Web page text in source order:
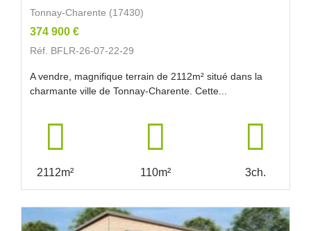
Tonnay-Charente (17430)
374 900 €
Réf. BFLR-26-07-22-29
A vendre, magnifique terrain de 2112m² situé dans la
charmante ville de Tonnay-Charente. Cette...
2112m² 110m² 3ch.